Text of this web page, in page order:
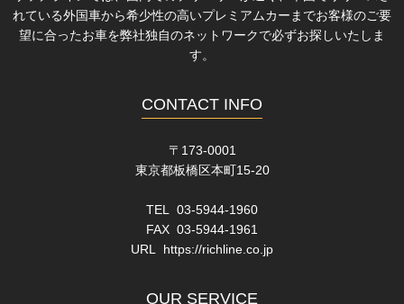
れている外国車から希少性の高いプレミアムカーまでお客様のご要
望に合ったお車を弊社独自のネットワークで必ずお探しいたしま
す。
CONTACT INFO
〒173-0001
東京都板橋区本町15-20
TEL 03-5944-1960
FAX 03-5944-1961
URL https://richline.co.jp
OUR SERVICE